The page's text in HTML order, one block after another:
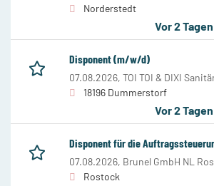
Norderstedt
Vor 2
Disponent (m/w/d)
07.08.2026, TOI TOI & DIXI
18196 Dummerstorf
Vor 2
Disponent für die
07.08.2026, Brunel GmbH NL
Rostock